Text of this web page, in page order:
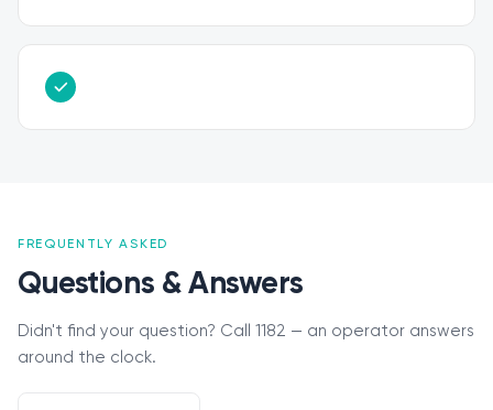
FREQUENTLY ASKED
Questions & Answers
Didn't find your question? Call 1182 — an operator answers
around the clock.